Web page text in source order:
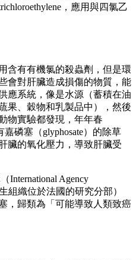
，應用與四氯乙
含有有機氯的殺蟲劑，但是環
會對肝臟造成損傷的物質，能
應系統，像是水源（蓄積在油
果、穀物和乳製品中），然後
物實驗都發現，年年春
嘉磷塞（glyphosate）的除草
臟的氧化壓力，導致肝臟受
International Agency
組織位於法國的研究分部）
，歸類為「可能導致人類致癌